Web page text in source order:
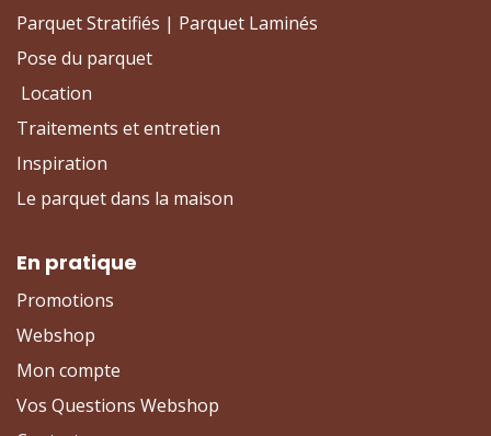
Parquet Stratifiés | Parquet Laminés
Pose du parquet
Location
Traitements et entretien
Inspiration
Le parquet dans la maison
En pratique
Promotions
Webshop
Mon compte
Vos Questions Webshop